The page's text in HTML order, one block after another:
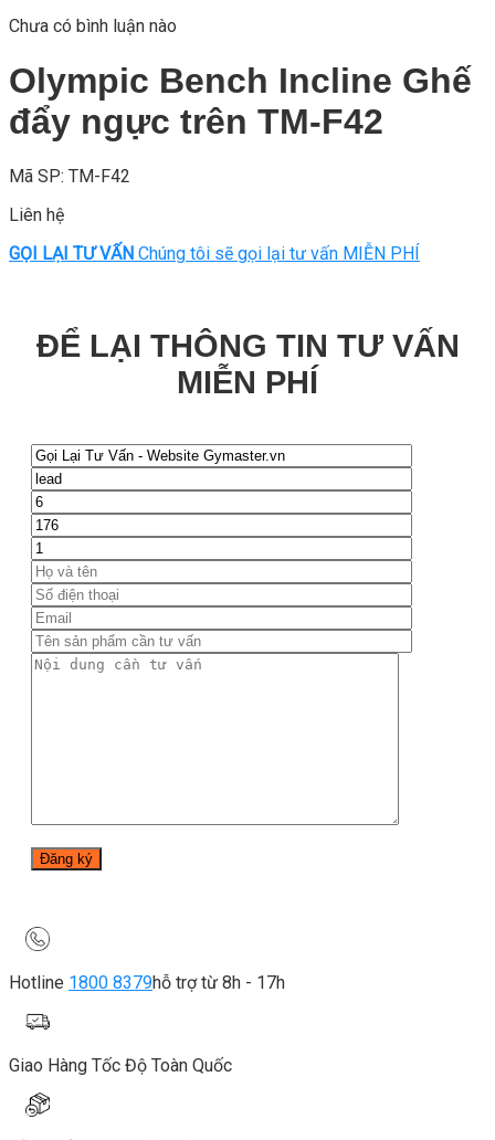
Chưa có bình luận nào
Olympic Bench Incline Ghế
đẩy ngực trên TM-F42
Mã SP: TM-F42
Liên hệ
GỌI LẠI TƯ VẤN Chúng tôi sẽ gọi lại tư vấn MIỄN PHÍ
ĐỂ LẠI THÔNG TIN TƯ VẤN
MIỄN PHÍ
Hotline 1800 8379hỗ trợ từ 8h - 17h
Giao Hàng Tốc Độ Toàn Quốc